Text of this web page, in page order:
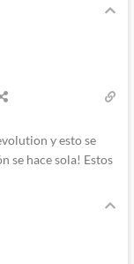
y esto se
se hace sola! Estos